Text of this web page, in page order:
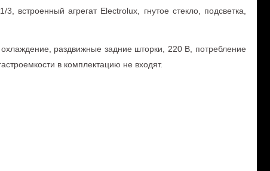
встроенный агрегат Electrolux, гнутое стекло, подсветка,
раздвижные задние шторки, 220 В, потребление
в комплектацию не входят.